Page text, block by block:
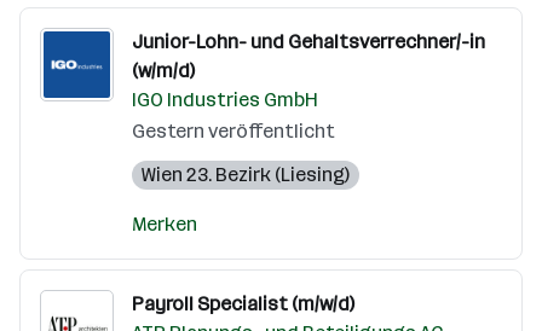
Junior-Lohn- und Gehaltsverrechner/-in
(w/m/d)
IGO Industries GmbH
Gestern veröffentlicht
Wien 23. Bezirk (Liesing)
Merken
Payroll Specialist (m/w/d)